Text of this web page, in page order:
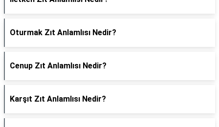
Oturmak Zıt Anlamlısı Nedir?
Cenup Zıt Anlamlısı Nedir?
Karşıt Zıt Anlamlısı Nedir?